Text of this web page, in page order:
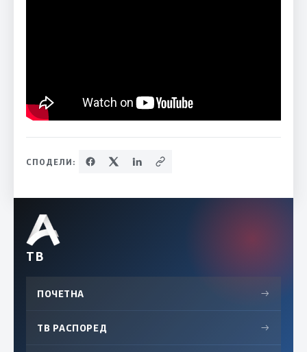
СПОДЕЛИ:
ТВ
ПОЧЕТНА →
ТВ РАСПОРЕД →